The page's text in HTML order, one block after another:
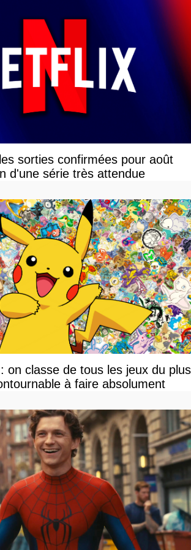
sorties confirmées pour août
d'une série très attendue
on classe de tous les jeux du plus
à faire absolument